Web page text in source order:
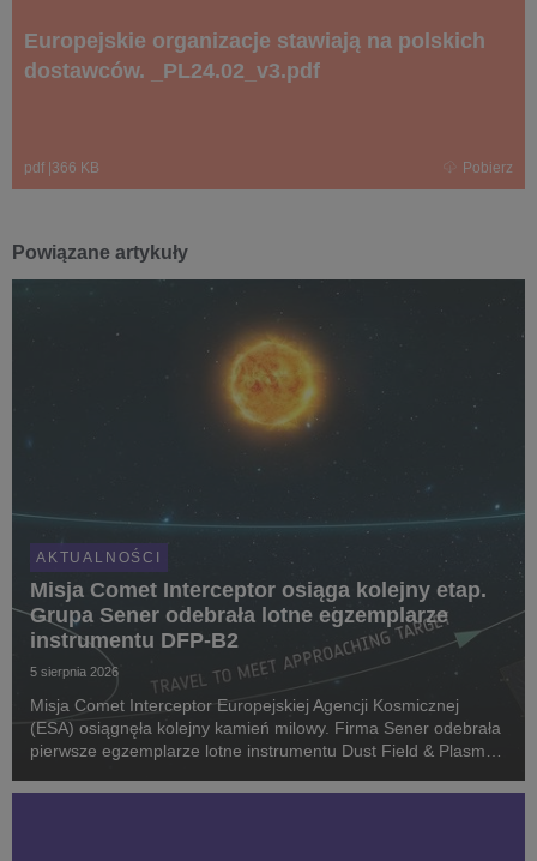
Europejskie organizacje stawiają na polskich
dostawców. _PL24.02_v3.pdf
pdf |366 KB Pobierz
Powiązane artykuły
AKTUALNOŚCI
Misja Comet Interceptor osiąga kolejny etap.
Grupa Sener odebrała lotne egzemplarze
instrumentu DFP-B2
5 sierpnia 2026
Misja Comet Interceptor Europejskiej Agencji Kosmicznej
(ESA) osiągnęła kolejny kamień milowy. Firma Sener odebrała
pierwsze egzemplarze lotne instrumentu Dust Field & Plasma
naukowego. Celem projektu jest zbadanie kome...